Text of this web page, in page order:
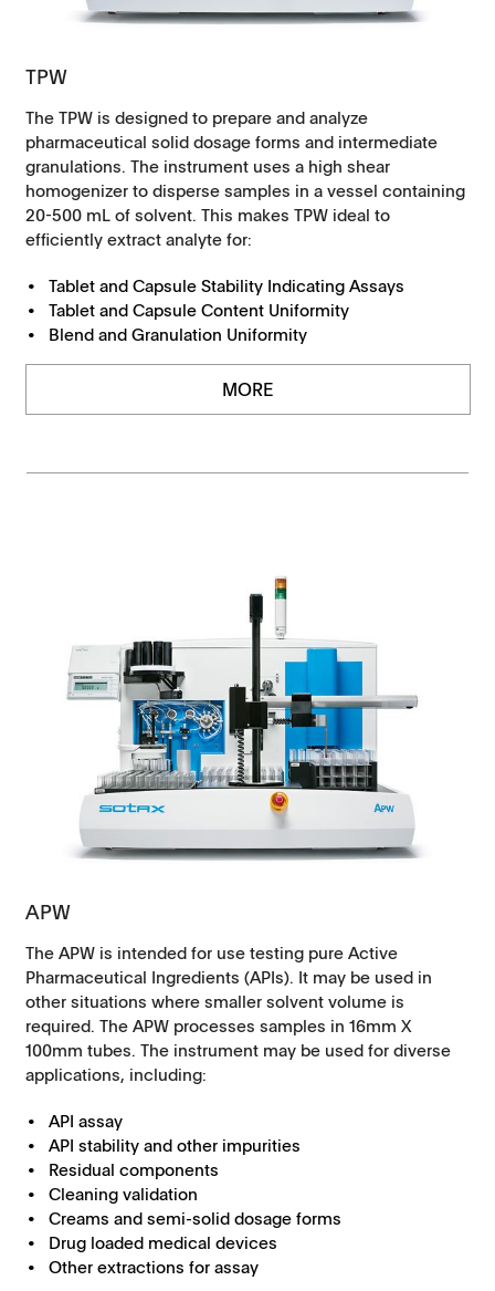
TPW
The TPW is designed to prepare and analyze
pharmaceutical solid dosage forms and intermediate
granulations. The instrument uses a high shear
homogenizer to disperse samples in a vessel containing
20-500 mL of solvent. This makes TPW ideal to
efficiently extract analyte for:
Tablet and Capsule Stability Indicating Assays
Tablet and Capsule Content Uniformity
Blend and Granulation Uniformity
MORE
APW
The APW is intended for use testing pure Active
Pharmaceutical Ingredients (APIs). It may be used in
other situations where smaller solvent volume is
required. The APW processes samples in 16mm X
100mm tubes. The instrument may be used for diverse
applications, including:
API assay
API stability and other impurities
Residual components
Cleaning validation
Creams and semi-solid dosage forms
Drug loaded medical devices
Other extractions for assay